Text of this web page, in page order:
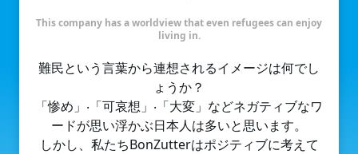
This company has a worldview that even refugees can enjoy
living in.
難⺠という⾔葉から連想されるイメージは何でし
ょうか？
「惨め」‧「可哀想」‧「⼤変」などネガティブなワ
ードが思い浮かぶ⽇本⼈は多いと思います。
しかし、私たちBonZutterはポジティブに考えて